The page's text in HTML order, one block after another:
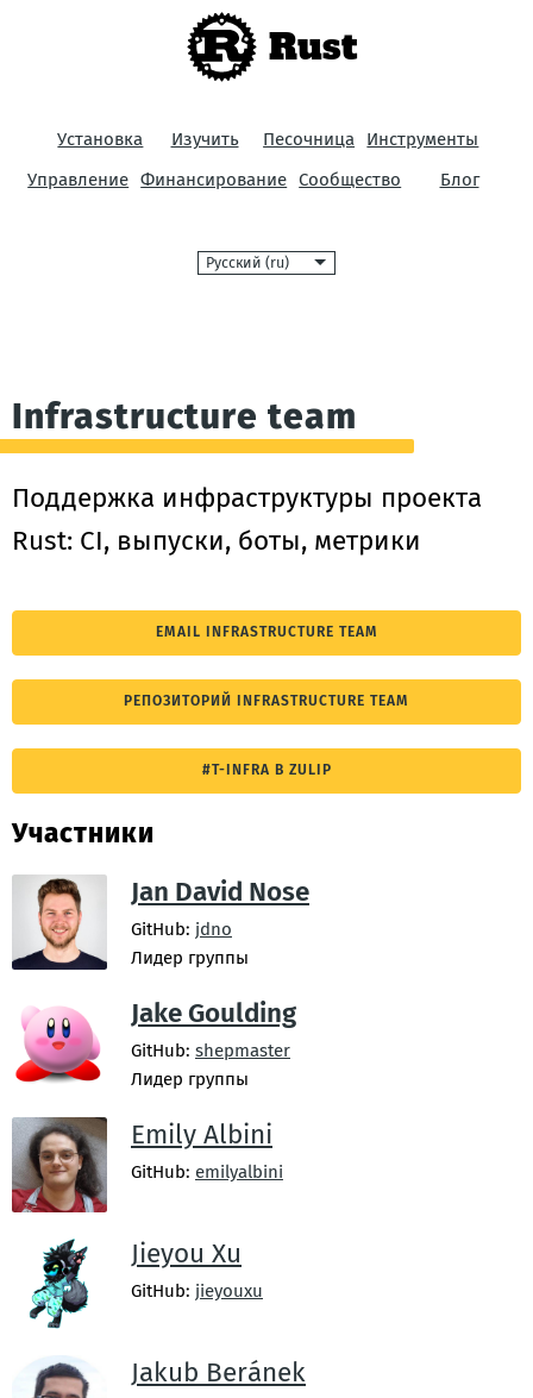
Rust
Установка Изучить Песочница
Инструменты
Управление Финансирование Сообщество Блог
Язык
Infrastructure team
Поддержка инфраструктуры проекта
Rust: CI, выпуски, боты, метрики
EMAIL INFRASTRUCTURE TEAM
РЕПОЗИТОРИЙ INFRASTRUCTURE TEAM
#T-INFRA В ZULIP
Участники
Jan David Nose
GitHub: jdno
Лидер группы
Jake Goulding
GitHub: shepmaster
Лидер группы
Emily Albini
GitHub: emilyalbini
Jieyou Xu
GitHub: jieyouxu
Jakub Beránek